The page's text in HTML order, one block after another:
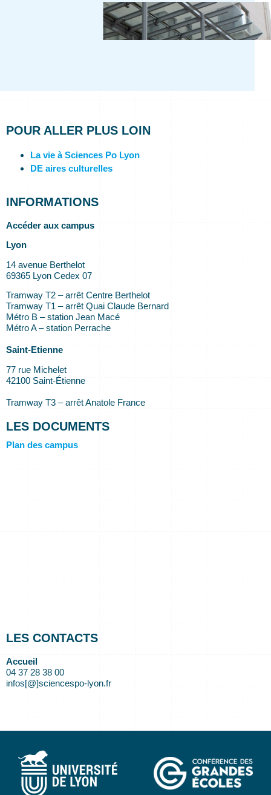
POUR ALLER PLUS LOIN
La vie à Sciences Po Lyon
DE aires culturelles
INFORMATIONS
Accéder aux campus
Lyon
14 avenue Berthelot
69365 Lyon Cedex 07
Tramway T2 – arrêt Centre Berthelot
Tramway T1 – arrêt Quai Claude Bernard
Métro B – station Jean Macé
Métro A – station Perrache
Saint-Etienne
77 rue Michelet
42100 Saint-Étienne
Tramway T3 – arrêt Anatole France
LES DOCUMENTS
Plan des campus
LES CONTACTS
Accueil
04 37 28 38 00
infos[@]sciencespo-lyon.fr